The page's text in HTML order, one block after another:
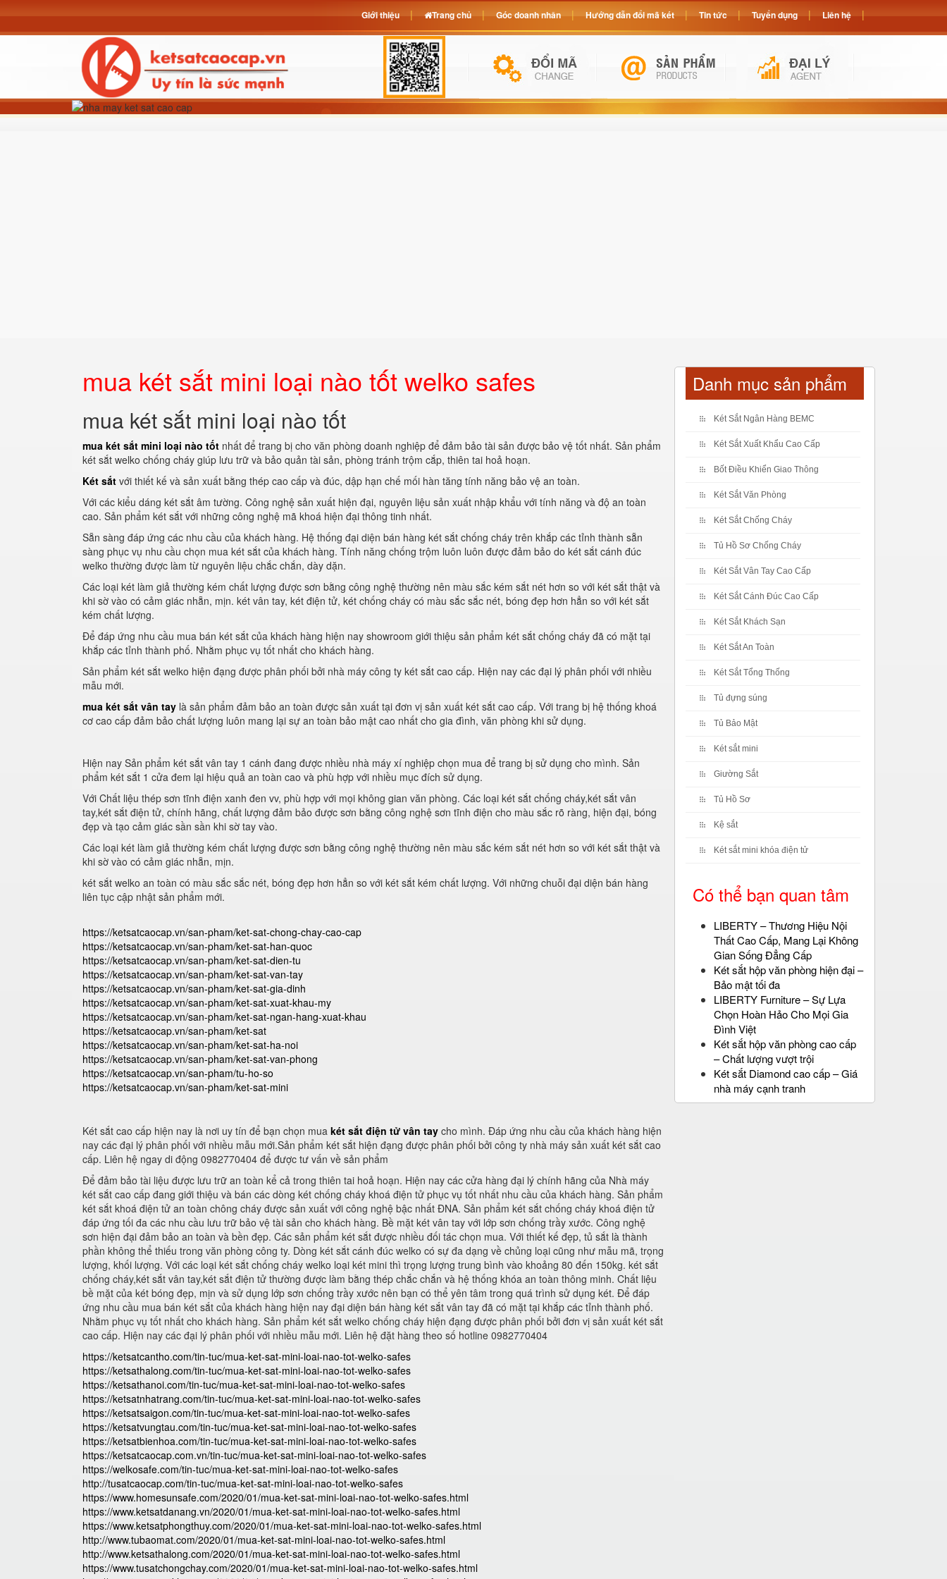
mua két sắt mini loại nào tốt welko safes
mua két sắt mini loại nào tốt
mua két sắt mini loại nào tốt nhất để trang bị cho văn phòng doanh nghiệp để đảm bảo tài sản được bảo vệ tốt nhất. Sản phẩm
két sắt welko chống cháy giúp lưu trữ và bảo quản tài sản, phòng tránh trộm cắp, thiên tai hoả hoạn.
Két sắt với thiết kế và sản xuất bằng thép cao cấp và đúc, dập hạn chế mối hàn tăng tính năng bảo vệ an toàn.
Với các kiểu dáng két sắt âm tường. Công nghệ sản xuất hiện đại, nguyên liệu sản xuất nhập khẩu với tính năng và độ an toàn
cao. Sản phẩm két sắt với những công nghệ mã khoá hiện đại thông tinh nhất.
Sẵn sàng đáp ứng các nhu cầu của khách hàng. Hệ thống đại diện bán hàng két sắt chống cháy trên khắp các tỉnh thành sẵn
sàng phục vụ nhu cầu chọn mua két sắt của khách hàng. Tính năng chống trộm luôn luôn được đảm bảo do két sắt cánh đúc
welko thường được làm từ nguyên liệu chắc chắn, dày dặn.
Các loại két làm giả thường kém chất lượng được sơn bằng công nghệ thường nên màu sắc kém sắt nét hơn so với két sắt thật và
khi sờ vào có cảm giác nhẵn, mịn. két vân tay, két điện tử, két chống cháy có màu sắc sắc nét, bóng đẹp hơn hẳn so với két sắt
kém chất lượng.
Để đáp ứng nhu cầu mua bán két sắt của khách hàng hiện nay showroom giới thiệu sản phẩm két sắt chống cháy đã có mặt tại
khắp các tỉnh thành phố. Nhằm phục vụ tốt nhất cho khách hàng.
Sản phẩm két sắt welko hiện đạng được phân phối bởi nhà máy công ty két sắt cao cấp. Hiện nay các đại lý phân phối với nhiều
mẫu mới.
mua két sắt vân tay là sản phẩm đảm bảo an toàn được sản xuất tại đơn vị sản xuất két sắt cao cấp. Với trang bị hệ thống khoá
cơ cao cấp đảm bảo chất lượng luôn mang lại sự an toàn bảo mật cao nhất cho gia đình, văn phòng khi sử dụng.
Hiện nay Sản phẩm két sắt vân tay 1 cánh đang được nhiều nhà máy xí nghiệp chọn mua để trang bị sử dụng cho mình. Sản
phẩm két sắt 1 cửa đem lại hiệu quả an toàn cao và phù hợp với nhiều mục đích sử dụng.
Với Chất liệu thép sơn tĩnh điện xanh đen vv, phù hợp với mọi không gian văn phòng. Các loại két sắt chống cháy,két sắt vân
tay,két sắt điện tử, chính hãng, chất lượng đảm bảo được sơn bằng công nghệ sơn tĩnh điện cho màu sắc rõ ràng, hiện đại, bóng
đẹp và tạo cảm giác sần sần khi sờ tay vào.
Các loại két làm giả thường kém chất lượng được sơn bằng công nghệ thường nên màu sắc kém sắt nét hơn so với két sắt thật và
khi sờ vào có cảm giác nhẵn, mịn.
két sắt welko an toàn có màu sắc sắc nét, bóng đẹp hơn hẳn so với két sắt kém chất lượng. Với những chuỗi đại diện bán hàng
liên tục cập nhật sản phẩm mới.
https://ketsatcaocap.vn/san-pham/ket-sat-chong-chay-cao-cap
https://ketsatcaocap.vn/san-pham/ket-sat-han-quoc
https://ketsatcaocap.vn/san-pham/ket-sat-dien-tu
https://ketsatcaocap.vn/san-pham/ket-sat-van-tay
https://ketsatcaocap.vn/san-pham/ket-sat-gia-dinh
https://ketsatcaocap.vn/san-pham/ket-sat-xuat-khau-my
https://ketsatcaocap.vn/san-pham/ket-sat-ngan-hang-xuat-khau
https://ketsatcaocap.vn/san-pham/ket-sat
https://ketsatcaocap.vn/san-pham/ket-sat-ha-noi
https://ketsatcaocap.vn/san-pham/ket-sat-van-phong
https://ketsatcaocap.vn/san-pham/tu-ho-so
https://ketsatcaocap.vn/san-pham/ket-sat-mini
Két sắt cao cấp hiện nay là nơi uy tín để bạn chọn mua két sắt điện tử vân tay cho mình. Đáp ứng nhu cầu của khách hàng hiện
nay các đại lý phân phối với nhiều mẫu mới.Sản phẩm két sắt hiện đạng được phân phối bởi công ty nhà máy sản xuất két sắt cao
cấp. Liên hệ ngay di động 0982770404 để được tư vấn về sản phẩm
Để đảm bảo tài liệu được lưu trữ an toàn kể cả trong thiên tai hoả hoạn. Hiện nay các cửa hàng đại lý chính hãng của Nhà máy
két sắt cao cấp đang giới thiệu và bán các dòng két chống cháy khoá điện tử phục vụ tốt nhất nhu cầu của khách hàng. Sản phẩm
két sắt khoá điện tử an toàn chông cháy được sản xuất với công nghệ bậc nhất ĐNA. Sản phẩm két sắt chống cháy khoá điện tử
đáp ứng tối đa các nhu cầu lưu trữ bảo vệ tài sản cho khách hàng. Bề mặt két vân tay với lớp sơn chống trầy xước. Công nghệ
sơn hiện đại đảm bảo an toàn và bền đẹp. Các sản phẩm két sắt được nhiều đối tác chọn mua. Với thiết kế đẹp, tủ sắt là thành
phần không thể thiếu trong văn phòng công ty. Dòng két sắt cánh đúc welko có sự đa dạng về chủng loại cũng như mẫu mã, trọng
lượng, khối lượng. Với các loại két sắt chống cháy welko loại két mini thì trọng lượng trung bình vào khoảng 80 đến 150kg. két sắt
chống cháy,két sắt vân tay,két sắt điện tử thường được làm bằng thép chắc chắn và hệ thống khóa an toàn thông minh. Chất liệu
bề mặt của két bóng đẹp, mịn và sử dụng lớp sơn chống trầy xước nên bạn có thể yên tâm trong quá trình sử dụng két. Để đáp
ứng nhu cầu mua bán két sắt của khách hàng hiện nay đại diện bán hàng két sắt vân tay đã có mặt tại khắp các tỉnh thành phố.
Nhằm phục vụ tốt nhất cho khách hàng. Sản phẩm két sắt welko chống cháy hiện đạng được phân phối bởi đơn vị sản xuất két sắt
cao cấp. Hiện nay các đại lý phân phối với nhiều mẫu mới. Liên hệ đặt hàng theo số hotline 0982770404
https://ketsatcantho.com/tin-tuc/mua-ket-sat-mini-loai-nao-tot-welko-safes
https://ketsathalong.com/tin-tuc/mua-ket-sat-mini-loai-nao-tot-welko-safes
https://ketsathanoi.com/tin-tuc/mua-ket-sat-mini-loai-nao-tot-welko-safes
https://ketsatnhatrang.com/tin-tuc/mua-ket-sat-mini-loai-nao-tot-welko-safes
https://ketsatsaigon.com/tin-tuc/mua-ket-sat-mini-loai-nao-tot-welko-safes
https://ketsatvungtau.com/tin-tuc/mua-ket-sat-mini-loai-nao-tot-welko-safes
https://ketsatbienhoa.com/tin-tuc/mua-ket-sat-mini-loai-nao-tot-welko-safes
https://ketsatcaocap.com.vn/tin-tuc/mua-ket-sat-mini-loai-nao-tot-welko-safes
https://welkosafe.com/tin-tuc/mua-ket-sat-mini-loai-nao-tot-welko-safes
http://tusatcaocap.com/tin-tuc/mua-ket-sat-mini-loai-nao-tot-welko-safes
https://www.homesunsafe.com/2020/01/mua-ket-sat-mini-loai-nao-tot-welko-safes.html
https://www.ketsatdanang.vn/2020/01/mua-ket-sat-mini-loai-nao-tot-welko-safes.html
https://www.ketsatphongthuy.com/2020/01/mua-ket-sat-mini-loai-nao-tot-welko-safes.html
http://www.tubaomat.com/2020/01/mua-ket-sat-mini-loai-nao-tot-welko-safes.html
http://www.ketsathalong.com/2020/01/mua-ket-sat-mini-loai-nao-tot-welko-safes.html
https://www.tusatchongchay.com/2020/01/mua-ket-sat-mini-loai-nao-tot-welko-safes.html
Danh mục sản phẩm
Két Sắt Ngân Hàng BEMC
Két Sắt Xuất Khẩu Cao Cấp
Bốt Điều Khiển Giao Thông
Két Sắt Văn Phòng
Két Sắt Chống Cháy
Tủ Hồ Sơ Chống Cháy
Két Sắt Vân Tay Cao Cấp
Két Sắt Cánh Đúc Cao Cấp
Két Sắt Khách Sạn
Két Sắt An Toàn
Két Sắt Tổng Thống
Tủ đựng súng
Tủ Bảo Mật
Két sắt mini
Giường Sắt
Tủ Hồ Sơ
Kệ sắt
Két sắt mini khóa điện tử
Có thể bạn quan tâm
LIBERTY – Thương Hiệu Nội
Thất Cao Cấp, Mang Lại Không
Gian Sống Đẳng Cấp
Két sắt hộp văn phòng hiện đại –
Bảo mật tối đa
LIBERTY Furniture – Sự Lựa
Chọn Hoàn Hảo Cho Mọi Gia
Đình Việt
Két sắt hộp văn phòng cao cấp
– Chất lượng vượt trội
Két sắt Diamond cao cấp – Giá
nhà máy cạnh tranh
Giới thiệu Trang chủ Góc doanh nhân Hướng dẫn đổi mã két Tin tức Tuyển dụng Liên hệ